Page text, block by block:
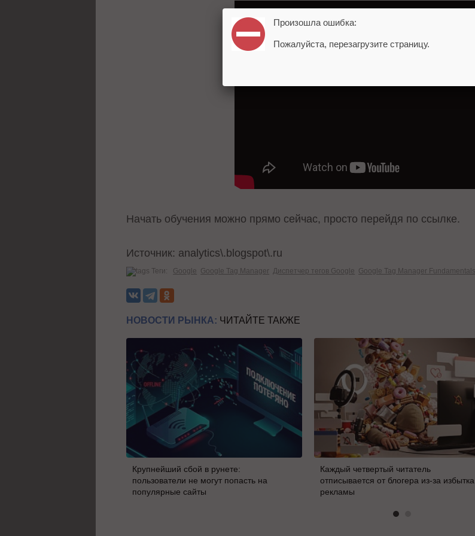
Начать обучения можно прямо сейчас, просто перейдя по ссылке.
Источник: analytics\.blogspot\.ru
Теги: Google Google Tag Manager Диспетчер тегов Google Google Tag Manager Fundamentals
НОВОСТИ РЫНКА: ЧИТАЙТЕ ТАКЖЕ
Крупнейший сбой в рунете:
пользователи не могут попасть на
популярные сайты
Каждый четвертый читатель
отписывается от блогера из-за избытка
рекламы
Произошла ошибка:
Пожалуйста, перезагрузите страницу.